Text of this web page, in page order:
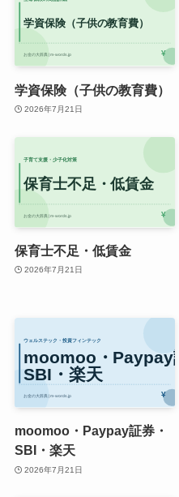
学資保険（子供の教育費）
2026年7月21日
保育士不足・低賃金
2026年7月21日
moomoo・Paypay証券・
SBI・楽天
2026年7月21日